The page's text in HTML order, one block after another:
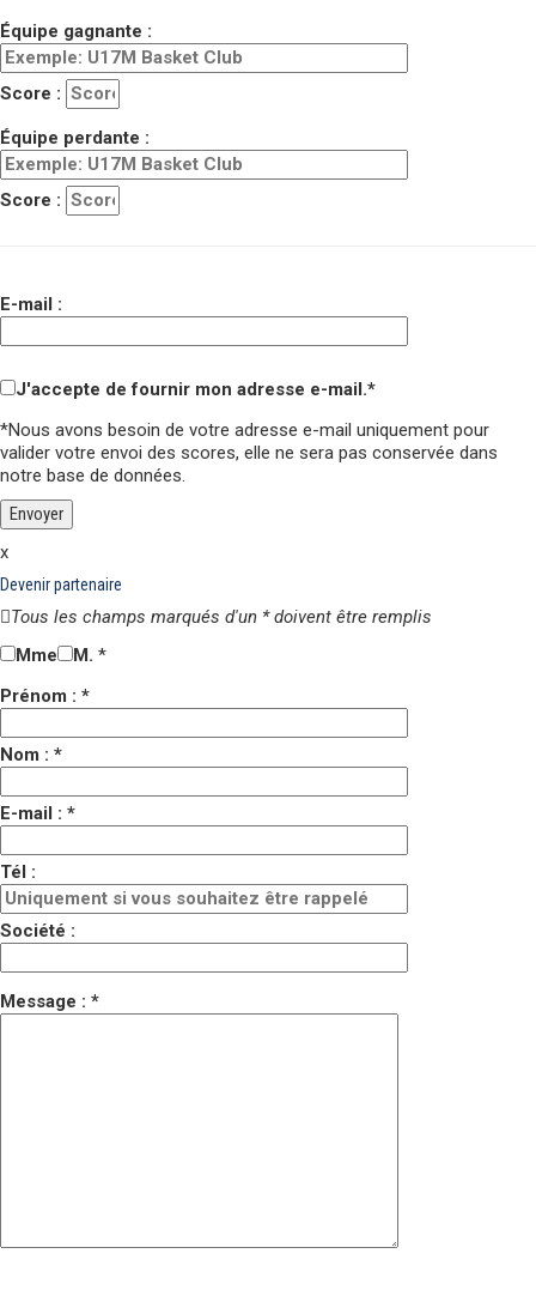
Équipe gagnante :
Score :
Équipe perdante :
Score :
E-mail :
J'accepte de fournir mon adresse e-mail.*
*Nous avons besoin de votre adresse e-mail uniquement pour
valider votre envoi des scores, elle ne sera pas conservée dans
notre base de données.
x
Devenir partenaire
Tous les champs marqués d'un * doivent être remplis
Mme
M. *
Prénom : *
Nom : *
E-mail : *
Tél :
Société :
Message : *